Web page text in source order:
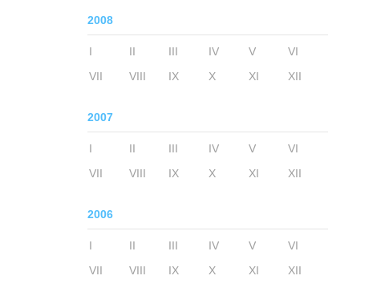
2008
I II III IV V
VI
VII
VIII IX X XI XII
2007
I II III IV V
VI
VII
VIII IX X XI XII
2006
I II III IV V
VI
VII
VIII IX X XI XII